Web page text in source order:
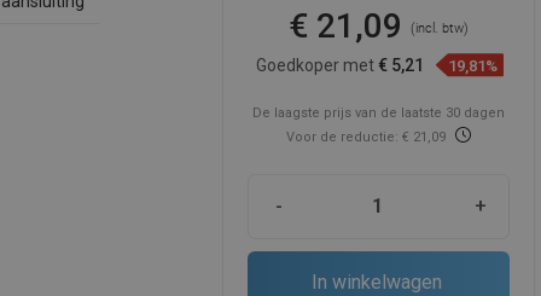
€ 21,09(incl. btw)
Goedkoper met € 5,21 19,81%
De laagste prijs van de laatste 30 dagen
Voor de reductie: € 21,09
- +
In winkelwagen